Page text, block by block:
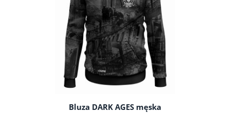
Bluza DARK AGES męska